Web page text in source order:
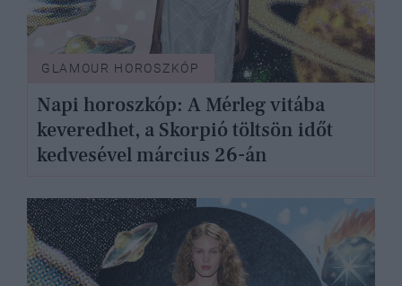
GLAMOUR HOROSZKÓP
Napi horoszkóp: A Mérleg vitába
keveredhet, a Skorpió töltsön időt
kedvesével március 26-án